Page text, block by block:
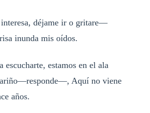
déjame ir o gritare—
inunda mis oídos.
estamos en el ala
Aquí no viene
años.